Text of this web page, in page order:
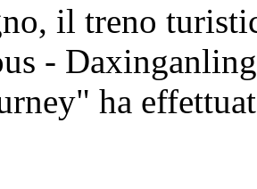
il treno
-
ha